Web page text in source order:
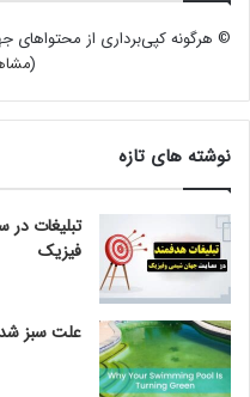
© هرگونه کپی‌برداری از محتواهای
(
نوشته های تازه
تبلیغات
فیزیک
علت سبز